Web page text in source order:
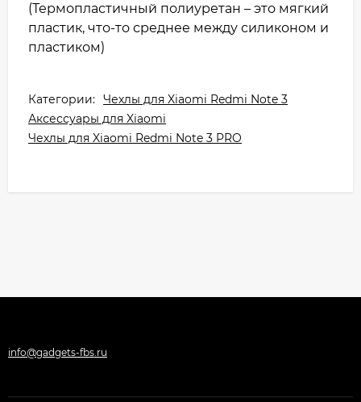
(Термопластичный полиуретан – это мягкий
пластик, что-то среднее между силиконом и
пластиком)
Категории: Чехлы для Xiaomi Redmi Note 3
Аксессуары для Xiaomi
Чехлы для Xiaomi Redmi Note 3 PRO
info@gadgets-fbs.ru